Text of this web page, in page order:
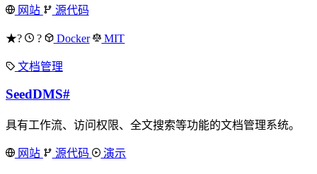
网站 源代码
★? ? Docker MIT
文档管理
SeedDMS#
具有工作流、访问权限、全文搜索等功能的文档管理系统。
网站 源代码 演示